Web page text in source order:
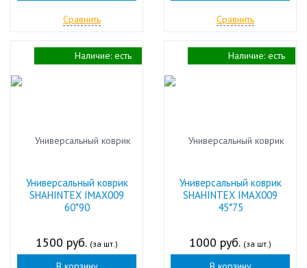
Сравнить Сравнить
Универсальный коврик
SHAHINTEX IMAX009
60*90
1500 руб. (за шт.)
Наличие: есть
Универсальный коврик
SHAHINTEX IMAX009
45*75
1000 руб. (за шт.)
Наличие: есть